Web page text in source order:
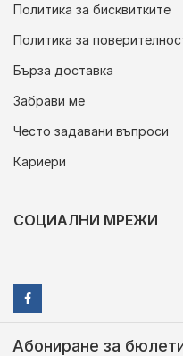
Политика за бисквитките
Политика за
Бърза доставка
Забрави ме
Често задавани въпроси
Кариери
СОЦИАЛНИ МРЕЖИ
Абониране за